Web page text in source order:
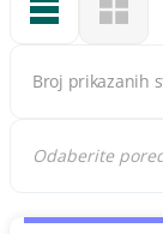
Broj prikazanih
Odaberite